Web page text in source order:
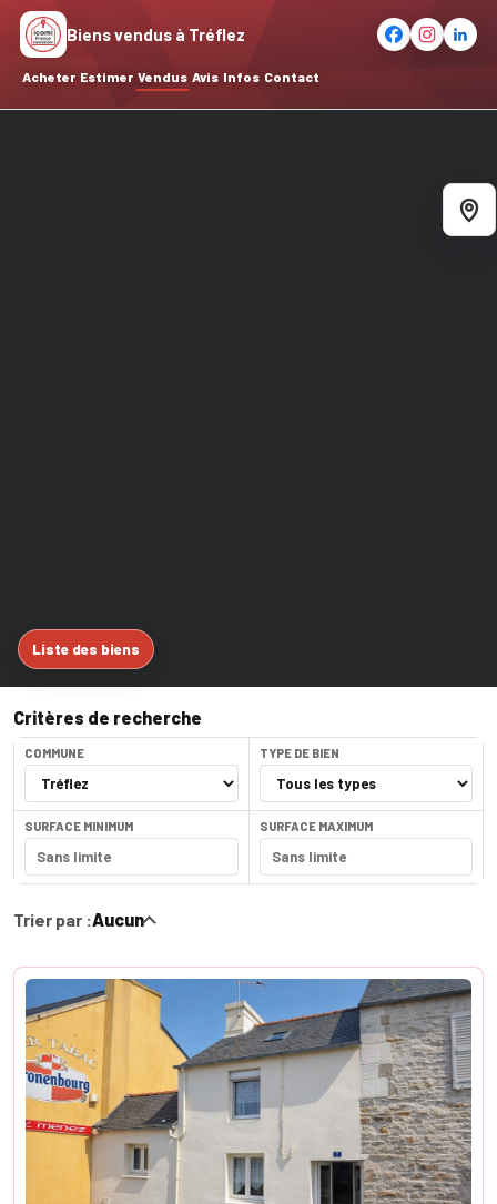
Acheter Estimer Vendus Avis Infos Contact
Biens vendus à Tréflez
Critères de recherche
COMMUNE TYPE DE BIEN
SURFACE MINIMUM SURFACE MAXIMUM
Trier par :Aucun
Liste des biens